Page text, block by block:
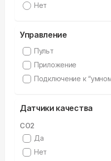
Нет
Управление
Пульт
Приложение
Подключение к
Датчики качества
CO2
Да
Нет